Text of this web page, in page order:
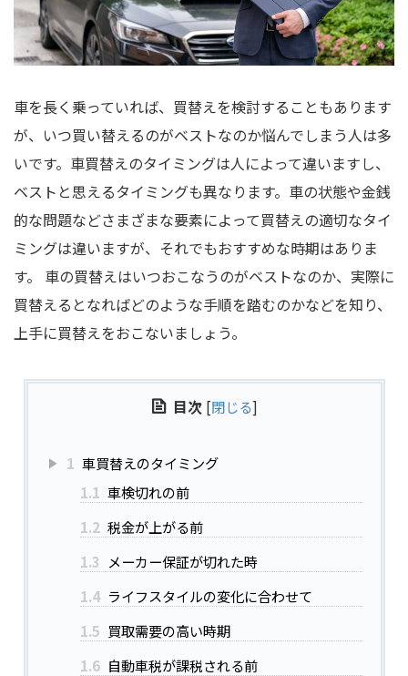
車を長く乗っていれば、買替えを検討することもあります
が、いつ買い替えるのがベストなのか悩んでしまう人は多
いです。車買替えのタイミングは人によって違いますし、
ベストと思えるタイミングも異なります。車の状態や金銭
的な問題などさまざまな要素によって買替えの適切なタイ
ミングは違いますが、それでもおすすめな時期はありま
す。 車の買替えはいつおこなうのがベストなのか、実際に
買替えるとなればどのような手順を踏むのかなどを知り、
上手に買替えをおこないましょう。
目次 [閉じる]
1 車買替えのタイミング
1.1 車検切れの前
1.2 税金が上がる前
1.3 メーカー保証が切れた時
1.4 ライフスタイルの変化に合わせて
1.5 買取需要の高い時期
1.6 自動車税が課税される前